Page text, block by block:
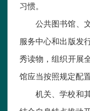
习惯。
公共图书馆、
服务中心和出版发
秀读物，组织开展
馆应当按照规定配
机关、学校和